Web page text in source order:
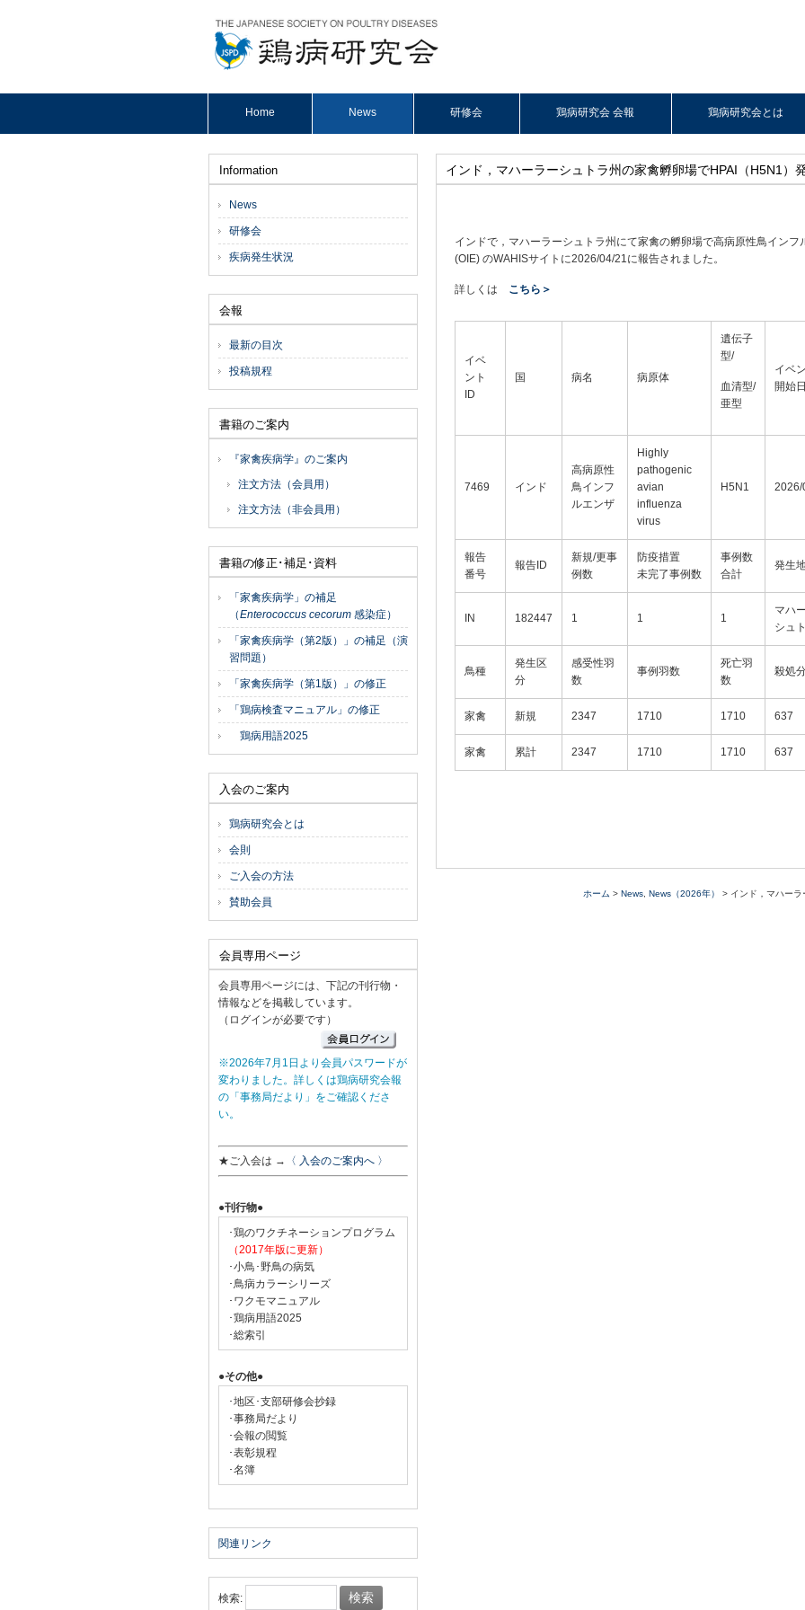
Home News 研修会 鶏病研究会 会報 鶏病研究会とは
インド，マハーラーシュトラ州の家禽孵卵場でHPAI（H5N1）
インドで，マハーラーシュトラ州にて家禽の孵卵場で高病原性鳥イン
(OIE) のWAHISサイトに2026/04/21に報告されました。
詳しくは こちら＞
イベ
ント
ID
国 病名 病原体
遺伝子
型/
血清型/
亜型
イベ
開始日
7469 インド
高病原性
鳥インフ
ルエンザ
Highly
pathogenic
avian
influenza
virus
H5N1 2026/
報告
番号
報告ID
新規/更事
例数
防疫措置
未完了事例数
事例数
合計
発生
IN 182447 1 1 1
マハ
シュ
鳥種
発生区
分
感受性羽
数
事例羽数
死亡羽
数
殺処
家禽 新規 2347 1710 1710 637
家禽 累計 2347 1710 1710 637
ホーム > News News（2026年） > インド，マハーラ
Information
News
研修会
疾病発生状況
会報
最新の目次
投稿規程
書籍のご案内
『家禽疾病学』のご案内
注文方法（会員用）
注文方法（非会員用）
書籍の修正･補足･資料
「家禽疾病学」の補足
（Enterococcus cecorum 感染症）
「家禽疾病学（第2版）」の補足（演
習問題）
「家禽疾病学（第1版）」の修正
「鶏病検査マニュアル」の修正
鶏病用語2025
入会のご案内
鶏病研究会とは
会則
ご入会の方法
賛助会員
会員専用ページ
会員専用ページには、下記の刊行物・
情報などを掲載しています。
（ログインが必要です）
※2026年7月1日より会員パスワードが
変わりました。詳しくは鶏病研究会報
の「事務局だより」をご確認くださ
い。
★ご入会は → 〈 入会のご案内へ 〉
●刊行物●
･鶏のワクチネーションプログラム
（2017年版に更新）
･小鳥･野鳥の病気
･鳥病カラーシリーズ
･ワクモマニュアル
･鶏病用語2025
･総索引
●その他●
･地区･支部研修会抄録
･事務局だより
･会報の閲覧
･表彰規程
･名簿
関連リンク
検索: